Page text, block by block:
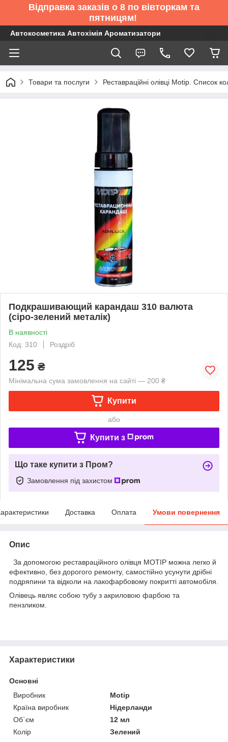
Відправка заказів о 8 по вівторкам та
пятницям!
Автокосметика Автохімія Ароматизатори
Товари та послуги Реставраційні олівці Motip. Список
Подкрашивающий карандаш 310 валюта
(сіро-зелений металік)
В наявності
Код: 310
Роздріб
125 ₴
Мінімальна сума замовлення на сайті — 200 ₴
Купити
або
Купити з
Що таке купити з Пром?
Замовлення під захистом
Доставка Оплата Умови повернення
Опис
За допомогою реставраційного олівця MOTIP можна легко й
ефективно, без дорогого ремонту, самостійно усунути дрібні
подряпини та відколи на лакофарбовому покритті автомобіля.
Олівець являє собою тубу з акриловою фарбою та
пензликом.
Характеристики
Основні
Виробник
Motip
Країна виробник
Нідерланди
Об`єм
12 мл
Колір
Зелений